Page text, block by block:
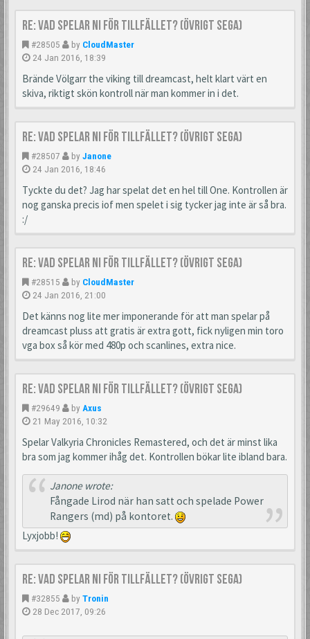
Re: Vad spelar ni för tillfället? (Övrigt Sega)
#28505 by CloudMaster
24 Jan 2016, 18:39
Brände Völgarr the viking till dreamcast, helt klart värt en
skiva, riktigt skön kontroll när man kommer in i det.
Re: Vad spelar ni för tillfället? (Övrigt Sega)
#28507 by Janone
24 Jan 2016, 18:46
Tyckte du det? Jag har spelat det en hel till One. Kontrollen är
nog ganska precis iof men spelet i sig tycker jag inte är så bra.
:/
Re: Vad spelar ni för tillfället? (Övrigt Sega)
#28515 by CloudMaster
24 Jan 2016, 21:00
Det känns nog lite mer imponerande för att man spelar på
dreamcast pluss att gratis är extra gott, fick nyligen min toro
vga box så kör med 480p och scanlines, extra nice.
Re: Vad spelar ni för tillfället? (Övrigt Sega)
#29649 by Axus
21 May 2016, 10:32
Spelar Valkyria Chronicles Remastered, och det är minst lika
bra som jag kommer ihåg det. Kontrollen bökar lite ibland bara.
Janone wrote:
Fångade Lirod när han satt och spelade Power
Rangers (md) på kontoret.
Lyxjobb!
Re: Vad spelar ni för tillfället? (Övrigt Sega)
#32855 by Tronin
28 Dec 2017, 09:26